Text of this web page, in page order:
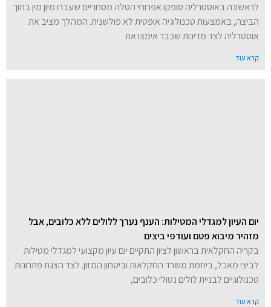
לראשונה באוסטרליה סופקו אפרוחי הטלה מסחריים שעברו מיון מין בתוך
הביצה, באמצעות טכנולוגיה אופטית לא פולשנית. המהלך מציב את
אוסטרליה לצד מדינות שכבר אימצו את
קרא עוד
יום העיון למגדלי המטילות: הענף נערך ללולים ללא כלובים, אבל
מזהיר מיבוא פטם ועודפי ביצים
בקריה החקלאית בראשון לציון התקיים יום עיון מקצועי למגדלי מטילות
לביצי מאכל, ביוזמת משרד החקלאות וביטחון המזון. לצד הצגת פתרונות
טכנולוגיים לבניית לולים נטולי כלובים,
קרא עוד